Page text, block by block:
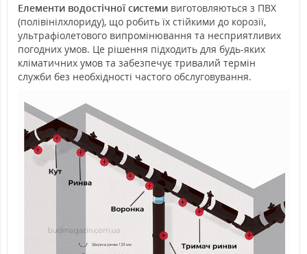
Елементи водостічної системи виготовляються з ПВХ
(полівінілхлориду), що робить їх стійкими до корозії,
ультрафіолетового випромінювання та несприятливих
погодних умов. Це рішення підходить для будь-яких
кліматичних умов та забезпечує тривалий термін
служби без необхідності частого обслуговування.